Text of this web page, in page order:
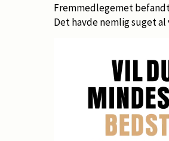
Fremmedlegemet
Det havde nemlig suget